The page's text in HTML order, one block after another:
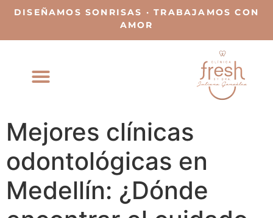
DISEÑAMOS SONRISAS · TRABAJAMOS CON
AMOR
Mejores clínicas
odontológicas en
Medellín: ¿Dónde